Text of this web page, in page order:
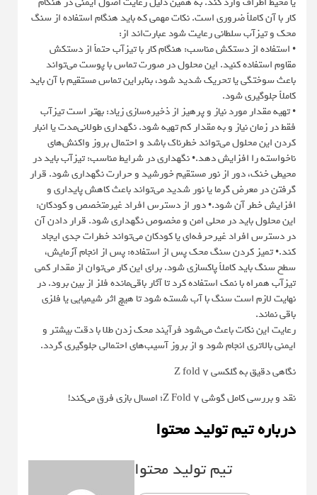
کار با آن کاملاً ضروری است. نکات مهمی که باید هنگام استفاده از سنگ
محک و تیزآب سلطانی رعایت شود عبارت‌اند از:
• استفاده از دستکش مناسب: هنگام کار با تیزآب حتماً از دستکش
مقاوم استفاده کنید. این محلول در صورت تماس با پوست می‌تواند
باعث سوختگی یا تحریک شدید شود، بنابراین تماس مستقیم با آن باید
کاملاً جلوگیری شود.
• تهیه مقدار مورد نیاز و پرهیز از ذخیره‌سازی زیاد: بهتر است تیزآب
فقط در زمان نیاز و به مقدار کم تهیه شود. نگهداری طولانی‌مدت یا انبار
کردن این محلول می‌تواند خطرناک باشد و احتمال بروز واکنش‌های
ناخواسته را افزایش دهد.• نگهداری در شرایط مناسب: تیزآب باید در
محیطی خنک، دور از نور مستقیم خورشید و حرارت نگهداری شود. قرار
گرفتن در معرض گرما یا نور شدید می‌تواند باعث کاهش پایداری و
افزایش خطر آن شود.• دور از دسترس افراد غیرمتخصص و کودکان:
این محلول باید در محلی امن و مخصوص نگهداری شود. قرار دادن آن
در دسترس افراد غیرحرفه‌ای یا کودکان می‌تواند خطرات جدی ایجاد
کند.• تمیز کردن سنگ محک پس از استفاده: پس از انجام آزمایش،
سطح سنگ باید کاملاً پاکسازی شود. برای این کار می‌توان از مقدار کمی
تیزآب همراه با نمک استفاده کرد تا آثار باقی‌مانده فلز از بین برود. در
نهایت لازم است سنگ با آب شسته شود تا هیچ اثر شیمیایی یا فلزی
باقی نماند.
رعایت این نکات باعث می‌شود فرآیند محک زدن طلا با دقت بیشتر و
ایمنی بالاتری انجام شود و از بروز آسیب‌های احتمالی جلوگیری گردد.
نگاهی دقیق به گلکسی Z fold 7
نقد و بررسی کامل گوشی Z Fold 7؛ امسال بازی فرق می‌کند!
درباره تیم تولید محتوا
تیم تولید محتوا